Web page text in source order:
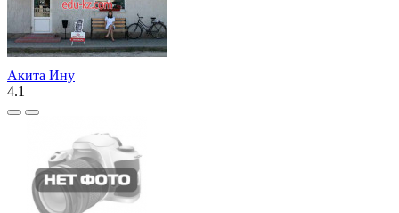
Акита Ину
4.1